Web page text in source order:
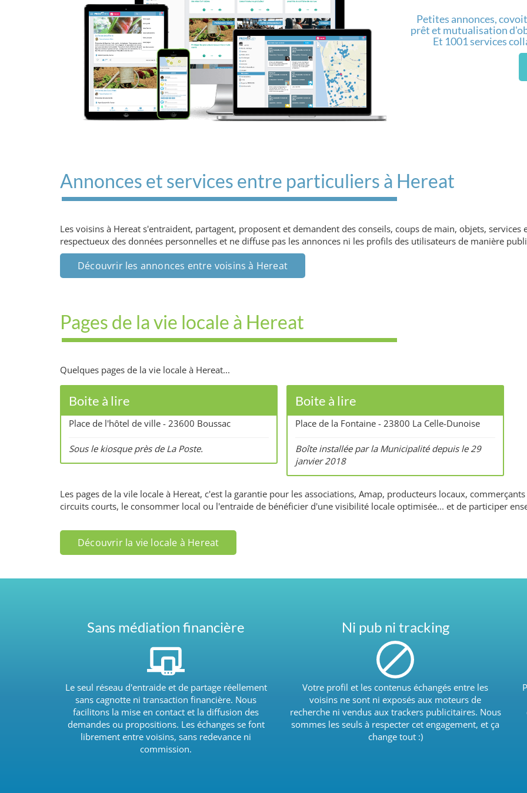
Petites annonces,
prêt et mutualisation
Et 1001 services
Annonces et services entre particuliers à Hereat
Les voisins à Hereat s'entraident, partagent, proposent et demandent des conseils, coups de main, objets, services
respectueux des données personnelles et ne diffuse pas les annonces ni les profils des utilisateurs de manière
Découvrir les annonces entre voisins à Hereat
Pages de la vie locale à Hereat
Quelques pages de la vie locale à Hereat...
Boite à lire
Place de l'hôtel de ville - 23600 Boussac
Sous le kiosque près de La Poste.
Boite à lire
Place de la Fontaine - 23800 La Celle-Dunoise
Boîte installée par la Municipalité depuis le 29
janvier 2018
Les pages de la vile locale à Hereat, c'est la garantie pour les associations, Amap, producteurs locaux,
circuits courts, le consommer local ou l'entraide de bénéficier d'une visibilité locale optimisée... et de participer
Découvrir la vie locale à Hereat
Sans médiation financière
Le seul réseau d'entraide et de partage réellement
sans cagnotte ni transaction financière. Nous
facilitons la mise en contact et la diffusion des
demandes ou propositions. Les échanges se font
librement entre voisins, sans redevance ni
commission.
Ni pub ni tracking
Votre profil et les contenus échangés entre les
voisins ne sont ni exposés aux moteurs de
recherche ni vendus aux trackers publicitaires. Nous
sommes les seuls à respecter cet engagement, et ça
change tout :)